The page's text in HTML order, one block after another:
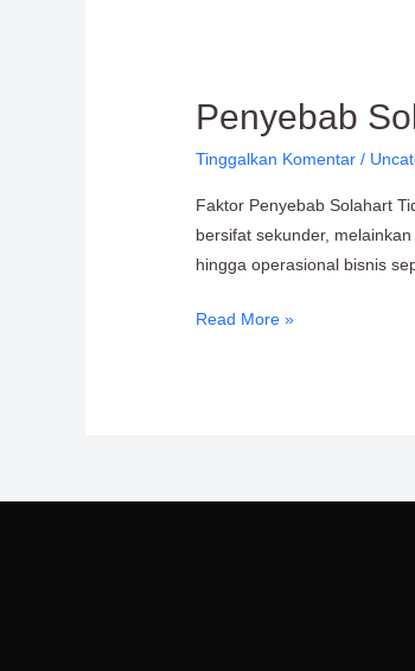
Penyebab
Tinggalkan Komentar /
Faktor Penyebab Solahart
bersifat sekunder,
hingga operasional bisnis
Penyebab
Tidak
Berfungsi
dan
Cara
Read More »